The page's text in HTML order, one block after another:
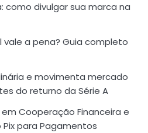
como divulgar sua marca na
vale a pena? Guia completo
e movimenta mercado
do returno da Série A
Cooperação Financeira e
para Pagamentos